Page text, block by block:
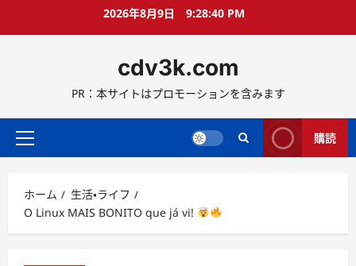
ス
ッ
2026年8月9日 9:28:41 PM
cdv3k.com
PR：本サイトはプロモーションを含みます
メ
メ
ニ
ュ
購読
ホーム
生活・ライフ
O Linux MAIS BONITO que já vi!